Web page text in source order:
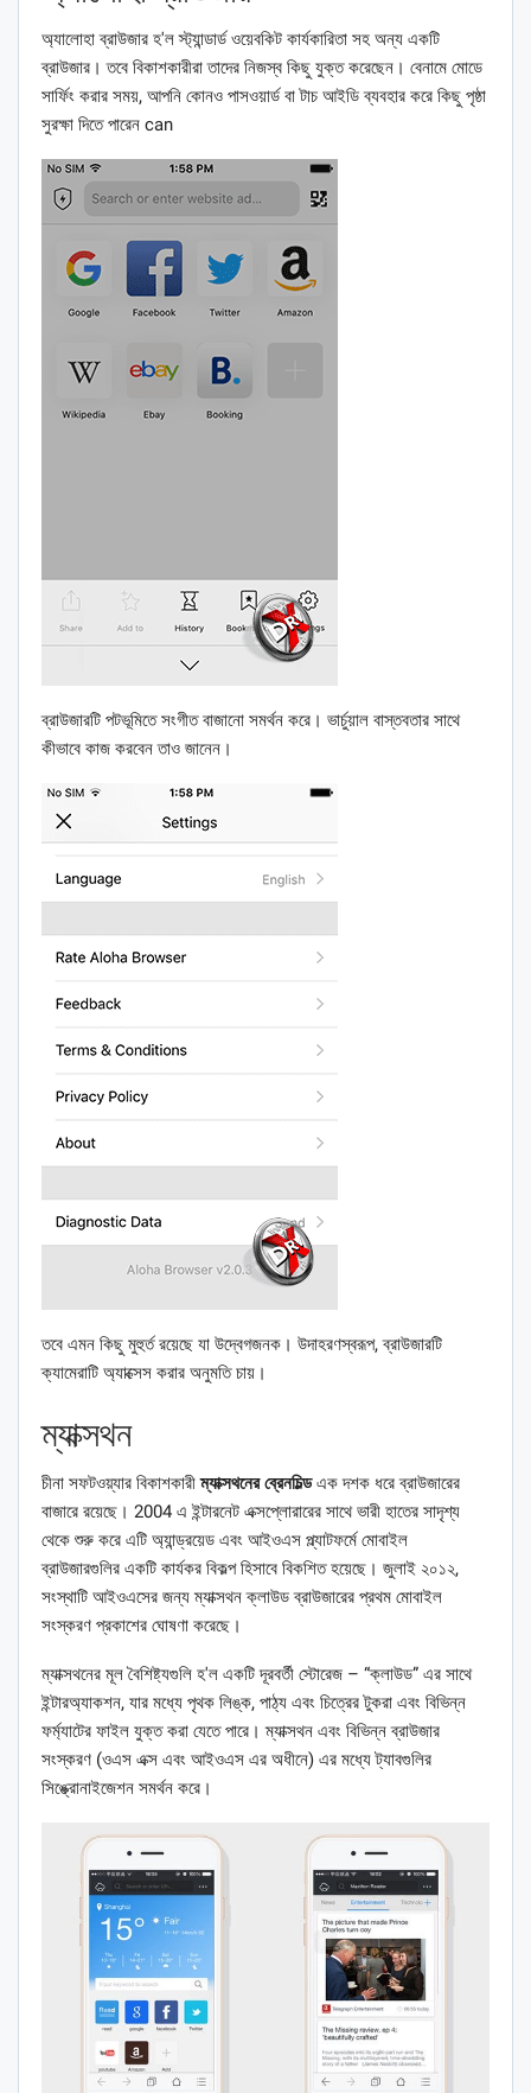
অ্যালোহা ব্রাউজার হ'ল স্ট্যান্ডার্ড ওয়েবকিট কার্যকারিতা সহ অন্য একটি
ব্রাউজার। তবে বিকাশকারীরা তাদের নিজস্ব কিছু যুক্ত করেছেন। বেনামে মোডে
সার্ফিং করার সময়, আপনি কোনও পাসওয়ার্ড বা টাচ আইডি ব্যবহার করে কিছু পৃষ্ঠা
সুরক্ষা দিতে পারেন can
ব্রাউজারটি পটভূমিতে সংগীত বাজানো সমর্থন করে। ভার্চুয়াল বাস্তবতার সাথে
কীভাবে কাজ করবেন তাও জানেন।
তবে এমন কিছু মুহুর্ত রয়েছে যা উদ্বেগজনক। উদাহরণস্বরূপ, ব্রাউজারটি
ক্যামেরাটি অ্যাক্সেস করার অনুমতি চায়।
ম্যাক্সথন
চীনা সফটওয়্যার বিকাশকারীম্যাক্সথনের ব্রেনচিল্ডএক দশক ধরে ব্রাউজারের
বাজারে রয়েছে। 2004 এ ইন্টারনেট এক্সপ্লোরারের সাথে ভারী হাতের সাদৃশ্য
থেকে শুরু করে এটি অ্যান্ড্রয়েড এবং আইওএস প্ল্যাটফর্মে মোবাইল
ব্রাউজারগুলির একটি কার্যকর বিকল্প হিসাবে বিকশিত হয়েছে। জুলাই ২০১২,
সংস্থাটি আইওএসের জন্য ম্যাক্সথন ক্লাউড ব্রাউজারের প্রথম মোবাইল
সংস্করণ প্রকাশের ঘোষণা করেছে।
ম্যাক্সথনের মূল বৈশিষ্ট্যগুলি হ'ল একটি দূরবর্তী স্টোরেজ – “ক্লাউড” এর সাথে
ইন্টারঅ্যাকশন, যার মধ্যে পৃথক লিঙ্ক, পাঠ্য এবং চিত্রের টুকরা এবং বিভিন্ন
ফর্ম্যাটের ফাইল যুক্ত করা যেতে পারে। ম্যাক্সথন এবং বিভিন্ন ব্রাউজার
সংস্করণ (ওএস এক্স এবং আইওএস এর অধীনে) এর মধ্যে ট্যাবগুলির
সিঙ্ক্রোনাইজেশন সমর্থন করে।